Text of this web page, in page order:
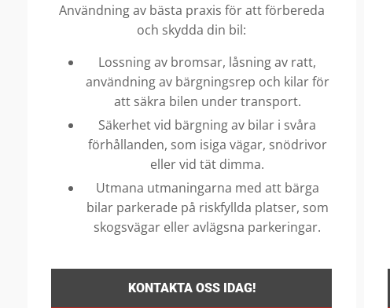
Användning av bästa praxis för att förbereda
och skydda din bil:
Lossning av bromsar, låsning av ratt,
användning av bärgningsrep och kilar för
att säkra bilen under transport.
Säkerhet vid bärgning av bilar i svåra
förhållanden, som isiga vägar, snödrivor
eller vid tät dimma.
Utmana utmaningarna med att bärga
bilar parkerade på riskfyllda platser, som
skogsvägar eller avlägsna parkeringar.
KONTAKTA OSS IDAG!